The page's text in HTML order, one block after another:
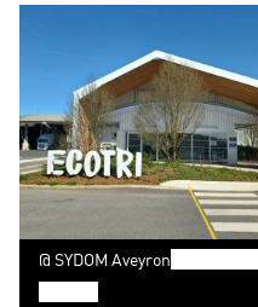
@ SYDOM Aveyron